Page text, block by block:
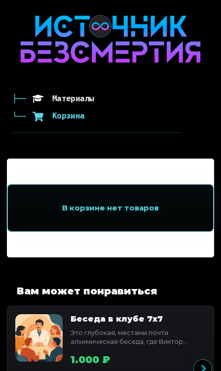
Материалы
Корзина
В корзине нет товаров
Вам может понравиться
Беседа в клубе 7x7
Это глубокая, местами почти
алхимическая беседа, где Виктор
1.000 ₽